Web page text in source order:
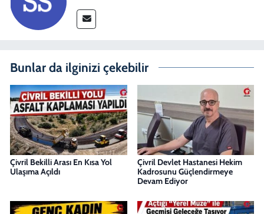
Bunlar da ilginizi çekebilir
Çivril Bekilli Arası En Kısa Yol
Ulaşıma Açıldı
Çivril Devlet Hastanesi Hekim
Kadrosunu Güçlendirmeye
Devam Ediyor